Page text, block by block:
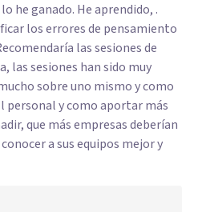
he ganado. He aprendido, .
los errores de pensamiento
las sesiones de
las sesiones han sido muy
sobre uno mismo y como
personal y como aportar más
que más empresas deberían
a sus equipos mejor y